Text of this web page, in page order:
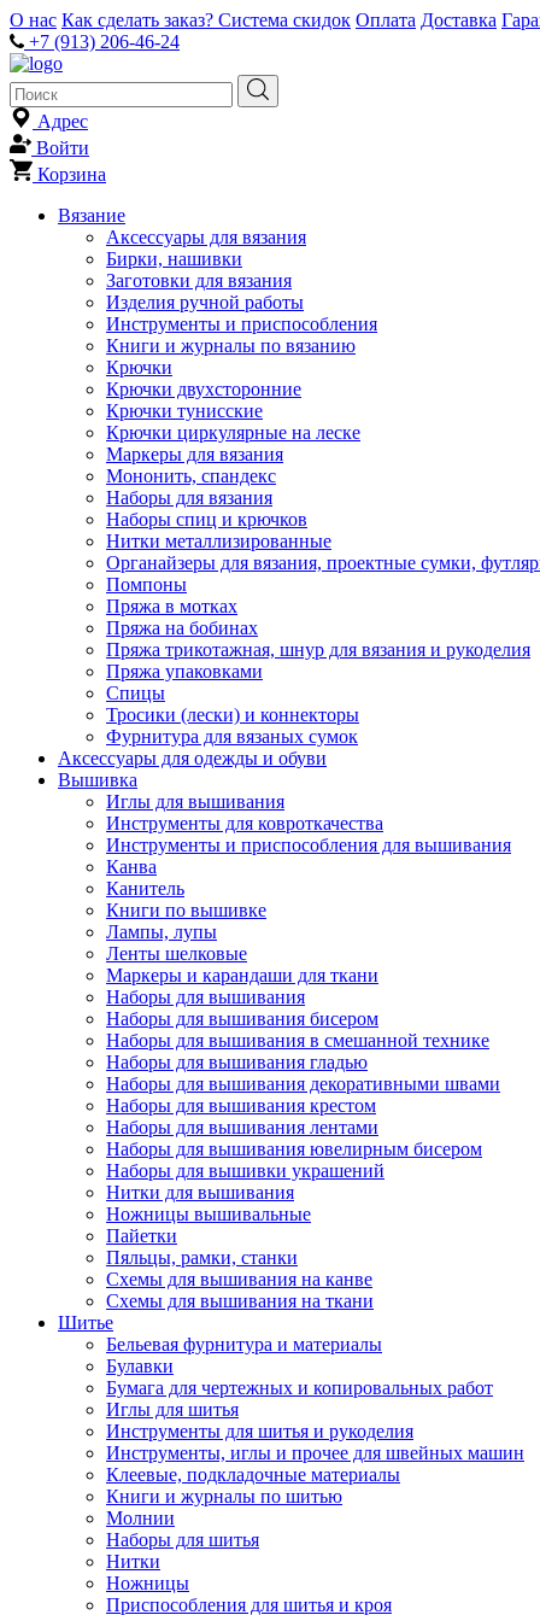
О нас Как сделать заказ? Система скидок Оплата Доставка
+7 (913) 206-46-24
Адрес
Войти
Корзина
Вязание
Аксессуары для вязания
Бирки, нашивки
Заготовки для вязания
Изделия ручной работы
Инструменты и приспособления
Книги и журналы по вязанию
Крючки
Крючки двухсторонние
Крючки тунисские
Крючки циркулярные на леске
Маркеры для вязания
Мононить, спандекс
Наборы для вязания
Наборы спиц и крючков
Нитки металлизированные
Органайзеры для вязания, проектные сумки,
Помпоны
Пряжа в мотках
Пряжа на бобинах
Пряжа трикотажная, шнур для вязания и рукоделия
Пряжа упаковками
Спицы
Тросики (лески) и коннекторы
Фурнитура для вязаных сумок
Аксессуары для одежды и обуви
Вышивка
Иглы для вышивания
Инструменты для ковроткачества
Инструменты и приспособления для вышивания
Канва
Канитель
Книги по вышивке
Лампы, лупы
Ленты шелковые
Маркеры и карандаши для ткани
Наборы для вышивания
Наборы для вышивания бисером
Наборы для вышивания в смешанной технике
Наборы для вышивания гладью
Наборы для вышивания декоративными швами
Наборы для вышивания крестом
Наборы для вышивания лентами
Наборы для вышивания ювелирным бисером
Наборы для вышивки украшений
Нитки для вышивания
Ножницы вышивальные
Пайетки
Пяльцы, рамки, станки
Схемы для вышивания на канве
Схемы для вышивания на ткани
Шитье
Бельевая фурнитура и материалы
Булавки
Бумага для чертежных и копировальных работ
Иглы для шитья
Инструменты для шитья и рукоделия
Инструменты, иглы и прочее для швейных машин
Клеевые, подкладочные материалы
Книги и журналы по шитью
Молнии
Наборы для шитья
Нитки
Ножницы
Приспособления для шитья и кроя